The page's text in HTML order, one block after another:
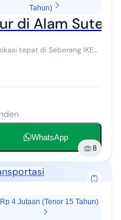
Tahun)
di Alam
tepat di Seberang IKEA
WhatsApp
8
Rp 4 Jutaan (Tenor 15 Tahun)